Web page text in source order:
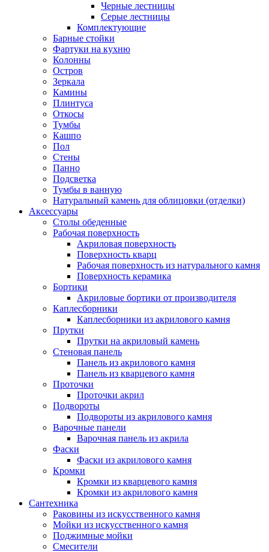
Черные лестницы
Серые лестницы
Комплектующие
Барные стойки
Фартуки на кухню
Колонны
Остров
Зеркала
Камины
Плинтуса
Откосы
Тумбы
Кашпо
Пол
Стены
Панно
Подсветка
Тумбы в ванную
Натуральный камень для облицовки (отделки)
Аксессуары
Столы обеденные
Рабочая поверхность
Акриловая поверхность
Поверхность кварц
Рабочая поверхность из натурального камня
Поверхность керамика
Бортики
Акриловые бортики от производителя
Каплесборники
Каплесборники из акрилового камня
Прутки
Прутки на акриловый камень
Стеновая панель
Панель из акрилового камня
Панель из кварцевого камня
Проточки
Проточки акрил
Подвороты
Подвороты из акрилового камня
Варочные панели
Варочная панель из акрила
Фаски
Фаски из акрилового камня
Кромки
Кромки из кварцевого камня
Кромки из акрилового камня
Сантехника
Раковины из искусственного камня
Мойки из искусственного камня
Поджимные мойки
Смесители